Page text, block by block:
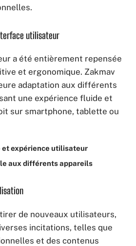
utilisateur
a été entièrement repensée
et ergonomique. Zakmav
adaptation aux différents
une expérience fluide et
sur smartphone, tablette ou
expérience utilisateur
aux différents appareils
de nouveaux utilisateurs,
incitations, telles que
et des contenus